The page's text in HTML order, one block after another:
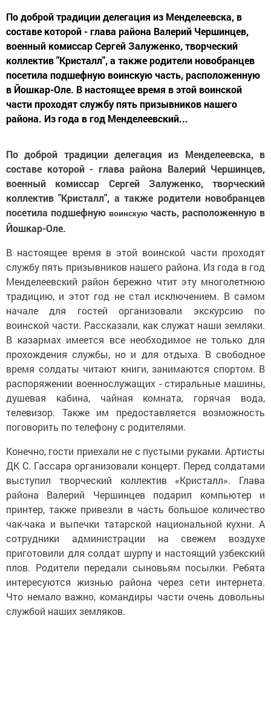
По доброй традиции делегация из Менделеевска, в
составе которой - глава района Валерий Чершинцев,
военный комиссар Сергей Залуженко, творческий
коллектив "Кристалл", а также родители новобранцев
посетила подшефную воинскую часть, расположенную
в Йошкар-Оле. В настоящее время в этой воинской
части проходят службу пять призывников нашего
района. Из года в год Менделеевский...
По доброй традиции делегация из Менделеевска, в
составе которой - глава района Валерий Чершинцев,
военный комиссар Сергей Залуженко, творческий
коллектив "Кристалл", а также родители новобранцев
посетила подшефную воинскую часть, расположенную в
Йошкар-Оле.
В настоящее время в этой воинской части проходят
службу пять призывников нашего района. Из года в год
Менделеевский район бережно чтит эту многолетнюю
традицию, и этот год не стал исключением. В самом
начале для гостей организовали экскурсию по
воинской части. Рассказали, как служат наши земляки.
В казармах имеется все необходимое не только для
прохождения службы, но и для отдыха. В свободное
время солдаты читают книги, занимаются спортом. В
распоряжении военнослужащих - стиральные машины,
душевая кабина, чайная комната, горячая вода,
телевизор. Также им предоставляется возможность
поговорить по телефону с родителями.
Конечно, гости приехали не с пустыми руками. Артисты
ДК С. Гассара организовали концерт. Перед солдатами
выступил творческий коллектив «Кристалл». Глава
района Валерий Чершинцев подарил компьютер и
принтер, также привезли в часть большое количество
чак-чака и выпечки татарской национальной кухни. А
сотрудники администрации на свежем воздухе
приготовили для солдат шурпу и настоящий узбекский
плов. Родители передали сыновьям посылки. Ребята
интересуются жизнью района через сети интернета.
Что немало важно, командиры части очень довольны
службой наших земляков.